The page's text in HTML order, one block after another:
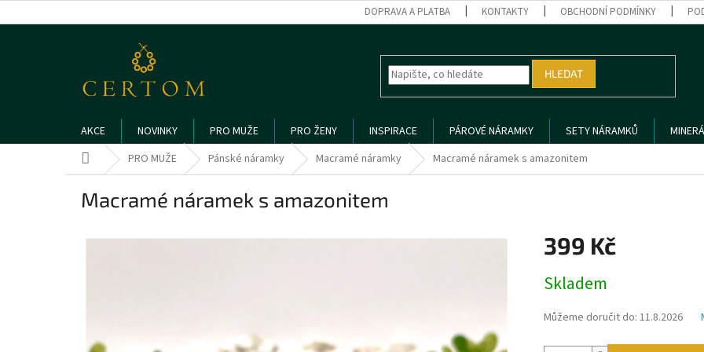
na
DOPRAVA A PLATBA KONTAKTY OBCHODNÍ PODMÍNKY
HLEDAT
AKCE NOVINKY PRO MUŽE PRO ŽENY INSPIRACE PÁROVÉ NÁRAMKY SETY NÁRAMKŮ
Domů PRO MUŽE Pánské náramky Macramé náramky Macramé náramek s amazonitem
Macramé náramek s amazonitem
399 Kč
cena:
Skladem
Můžeme doručit do: 11.8.2026